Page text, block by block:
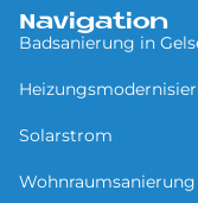
Navigation
Badsanierung in
Solarstrom
Wohnraumsanierung